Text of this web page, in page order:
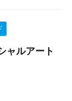
ャルアート